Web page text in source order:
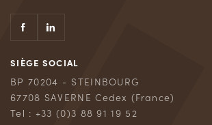
SIÈGE SOCIAL
BP 70204 - STEINBOURG
67708 SAVERNE Cedex (France)
Tel : +33 (0)3 88 91 19 52